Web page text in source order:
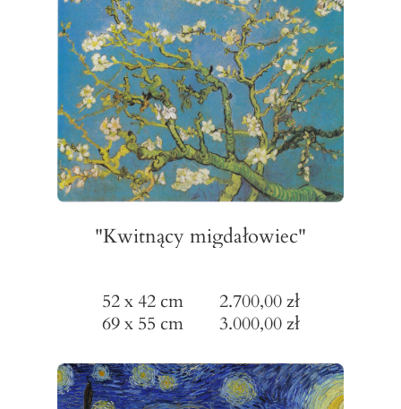
52 x 42 cm 2.700,00 zł
69 x 55 cm 3.000,00 zł
"Kwitnący migdałowiec"